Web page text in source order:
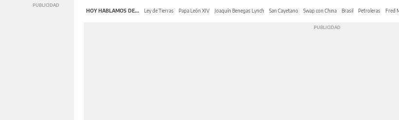
HOY HABLAMOS DE... Ley de Tierras Papa León XIV Joaquín Benegas Lynch San Cayetano Swap con China Brasil Petroleras Fred